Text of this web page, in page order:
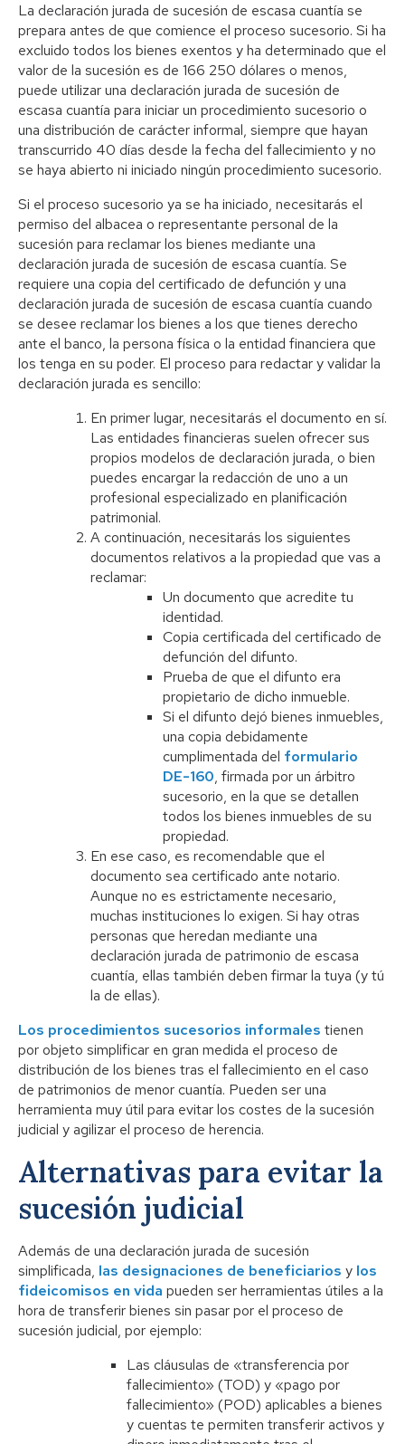
La declaración jurada de sucesión de escasa cuantía se
prepara antes de que comience el proceso sucesorio. Si ha
excluido todos los bienes exentos y ha determinado que el
valor de la sucesión es de 166 250 dólares o menos,
puede utilizar una declaración jurada de sucesión de
escasa cuantía para iniciar un procedimiento sucesorio o
una distribución de carácter informal, siempre que hayan
transcurrido 40 días desde la fecha del fallecimiento y no
se haya abierto ni iniciado ningún procedimiento sucesorio.
Si el proceso sucesorio ya se ha iniciado, necesitarás el
permiso del albacea o representante personal de la
sucesión para reclamar los bienes mediante una
declaración jurada de sucesión de escasa cuantía. Se
requiere una copia del certificado de defunción y una
declaración jurada de sucesión de escasa cuantía cuando
se desee reclamar los bienes a los que tienes derecho
ante el banco, la persona física o la entidad financiera que
los tenga en su poder. El proceso para redactar y validar la
declaración jurada es sencillo:
En primer lugar, necesitarás el documento en sí.
Las entidades financieras suelen ofrecer sus
propios modelos de declaración jurada, o bien
puedes encargar la redacción de uno a un
profesional especializado en planificación
patrimonial.
A continuación, necesitarás los siguientes
documentos relativos a la propiedad que vas a
reclamar:
Un documento que acredite tu
identidad.
Copia certificada del certificado de
defunción del difunto.
Prueba de que el difunto era
propietario de dicho inmueble.
Si el difunto dejó bienes inmuebles,
una copia debidamente
cumplimentada del formulario
DE-160, firmada por un árbitro
sucesorio, en la que se detallen
todos los bienes inmuebles de su
propiedad.
En ese caso, es recomendable que el
documento sea certificado ante notario.
Aunque no es estrictamente necesario,
muchas instituciones lo exigen. Si hay otras
personas que heredan mediante una
declaración jurada de patrimonio de escasa
cuantía, ellas también deben firmar la tuya (y tú
la de ellas).
Los procedimientos sucesorios informales tienen
por objeto simplificar en gran medida el proceso de
distribución de los bienes tras el fallecimiento en el caso
de patrimonios de menor cuantía. Pueden ser una
herramienta muy útil para evitar los costes de la sucesión
judicial y agilizar el proceso de herencia.
Alternativas para evitar la
sucesión judicial
Además de una declaración jurada de sucesión
simplificada, las designaciones de beneficiarios y los
fideicomisos en vida pueden ser herramientas útiles a la
hora de transferir bienes sin pasar por el proceso de
sucesión judicial, por ejemplo:
Las cláusulas de «transferencia por
fallecimiento» (TOD) y «pago por
fallecimiento» (POD) aplicables a bienes
y cuentas te permiten transferir activos y